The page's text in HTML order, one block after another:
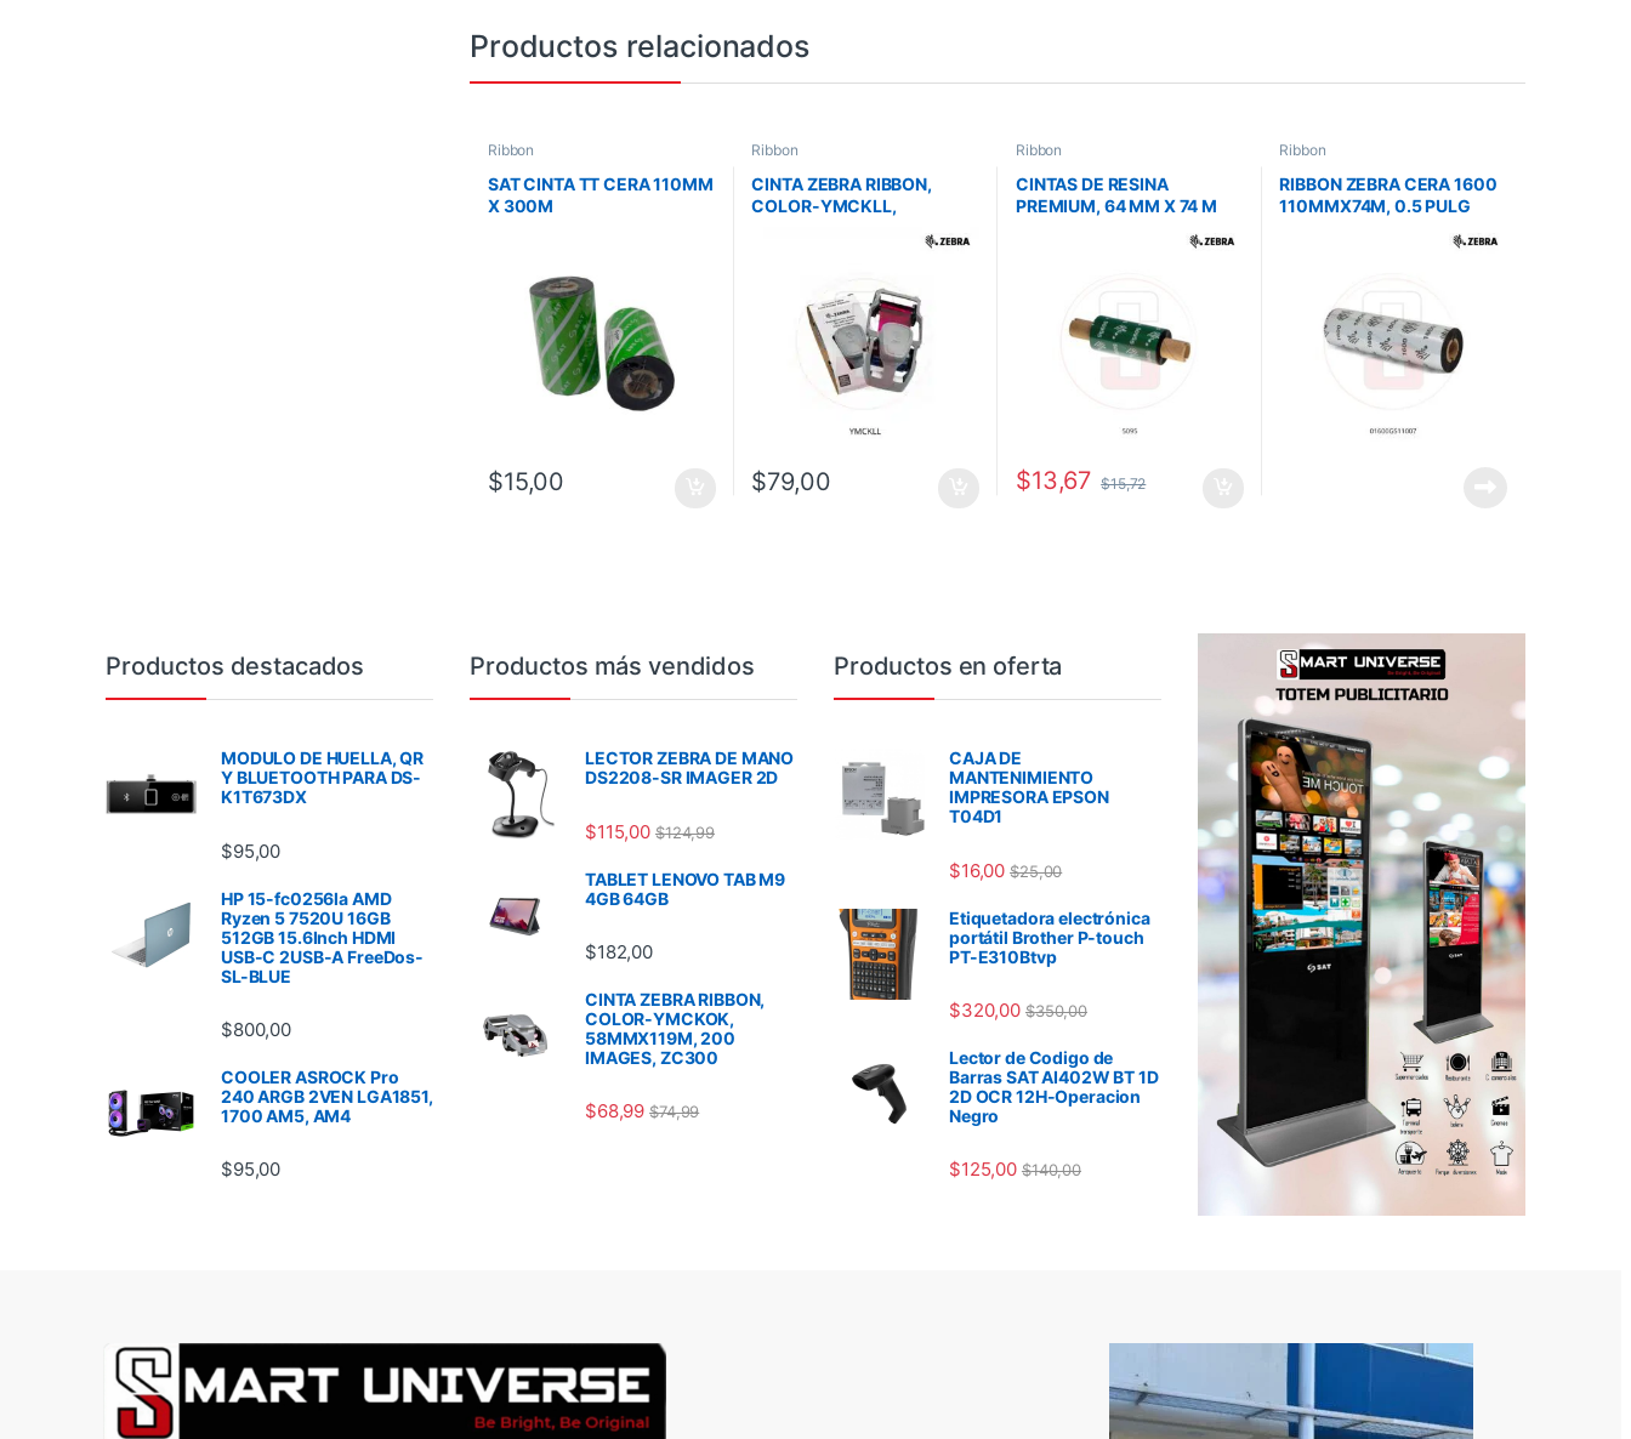
Productos relacionados
Ribbon
SAT CINTA TT CERA 110MM
X 300M
$15,00
Ribbon
CINTA ZEBRA RIBBON,
COLOR-YMCKLL,
ZC300 ,COLOR Y MARCA
$79,00
Ribbon
CINTAS DE RESINA
PREMIUM, 64 MM X 74 M
$13,67 $15,72
Ribbon
RIBBON ZEBRA CERA 1600
110MMX74M, 0.5 PULG
Brands Carousel
Productos destacados
MODULO DE HUELLA, QR
Y BLUETOOTH PARA DS-
K1T673DX
$95,00
HP 15-fc0256la AMD
Ryzen 5 7520U 16GB
512GB 15.6Inch HDMI
USB-C 2USB-A FreeDos-
SL-BLUE
$800,00
COOLER ASROCK Pro
240 ARGB 2VEN LGA1851,
1700 AM5, AM4
$95,00
Productos más vendidos
LECTOR ZEBRA DE MANO
DS2208-SR IMAGER 2D
$115,00 $124,99
TABLET LENOVO TAB M9
4GB 64GB
$182,00
CINTA ZEBRA RIBBON,
COLOR-YMCKOK,
58MMX119M, 200
IMAGES, ZC300
$68,99 $74,99
Productos en oferta
CAJA DE
MANTENIMIENTO
IMPRESORA EPSON
T04D1
$16,00 $25,00
Etiquetadora electrónica
portátil Brother P-touch
PT-E310Btvp
$320,00 $350,00
Lector de Codigo de
Barras SAT AI402W BT 1D
2D OCR 12H-Operacion
Negro
$125,00 $140,00